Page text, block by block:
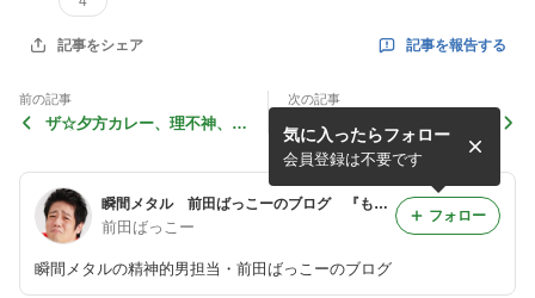
記事をシェア 記事を報告する
前の記事
ザ☆夕方カレー、理不神、全
次の記事
みんなの2020 バンバンジャ
パン、NHK Eテレ、今
夜！、
瞬間メタル 前田ばっこーのブログ 『もやし男の逆襲』
前田ばっこー
瞬間メタルの精神的男担当・前田ばっこーのブログ
気に入ったらフォロー
会員登録は不要です
フォロー